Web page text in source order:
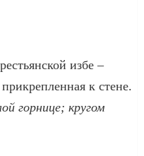
избе –
к стене.
горнице; кругом